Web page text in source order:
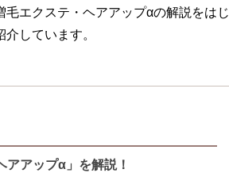
エクステ・ヘアアップαの解説をはじ
しています。
アップα」を解説！